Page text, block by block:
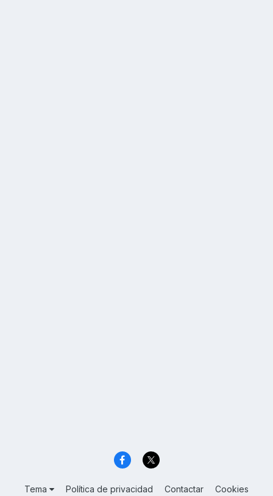
Tema Política de privacidad Contactar Cookies